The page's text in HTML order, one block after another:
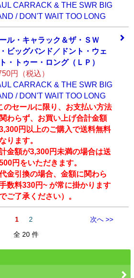
CARRACK & THE SWR BIG
/ DON'T WAIT TOO LONG
ル・キャラック＆ザ・ＳＷ
ビッグバンド／ドント・ウェ
・
トゥー・ロング（ ＬＰ）
円（税込）
CARRACK & THE SWR BIG
/ DON'T WAIT TOO LONG
のセールに限り、お支払い方法
わらず、お買い上げ合計金額
円以上のご購入で送料無料
ります。
金額が3,300円未満の場合は送
円をいただきます。
代金引換の場合、金額に関わら
数料330円~ が常に掛かります
ご了承ください）。
1 2
次へ >>
全 20 件